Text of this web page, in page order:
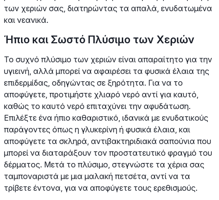
των χεριών σας, διατηρώντας τα απαλά, ενυδατωμένα
και νεανικά.
Ήπιο και Σωστό Πλύσιμο των Χεριών
Το συχνό πλύσιμο των χεριών είναι απαραίτητο για την
υγιεινή, αλλά μπορεί να αφαιρέσει τα φυσικά έλαια της
επιδερμίδας, οδηγώντας σε ξηρότητα. Για να το
αποφύγετε, προτιμήστε χλιαρό νερό αντί για καυτό,
καθώς το καυτό νερό επιταχύνει την αφυδάτωση.
Επιλέξτε ένα ήπιο καθαριστικό, ιδανικά με ενυδατικούς
παράγοντες όπως η γλυκερίνη ή φυσικά έλαια, και
αποφύγετε τα σκληρά, αντιβακτηριδιακά σαπούνια που
μπορεί να διαταράξουν τον προστατευτικό φραγμό του
δέρματος. Μετά το πλύσιμο, στεγνώστε τα χέρια σας
ταμποναριστά με μια μαλακή πετσέτα, αντί να τα
τρίβετε έντονα, για να αποφύγετε τους ερεθισμούς.